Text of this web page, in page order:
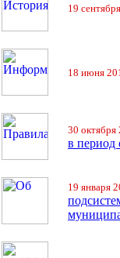
19
18 июня
30 октября
в период
19 января